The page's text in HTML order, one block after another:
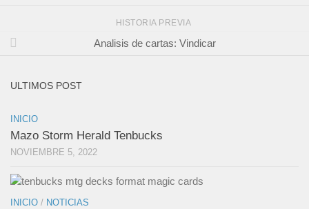
HISTORIA PREVIA
Analisis de cartas: Vindicar
ULTIMOS POST
INICIO
Mazo Storm Herald Tenbucks
NOVIEMBRE 5, 2022
INICIO / NOTICIAS